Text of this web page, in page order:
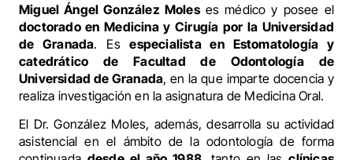
Miguel Ángel González Moleses médico y posee el
doctorado en Medicina y Cirugía por la Universidad
de Granada. Esespecialista en Estomatología y
catedrático deFacultad de Odontología de
Universidad de Granada, en la que imparte docencia y
realiza investigación en la asignatura de Medicina Oral.
El Dr. González Moles, además, desarrolla su actividad
asistencial en el ámbito de la odontología de forma